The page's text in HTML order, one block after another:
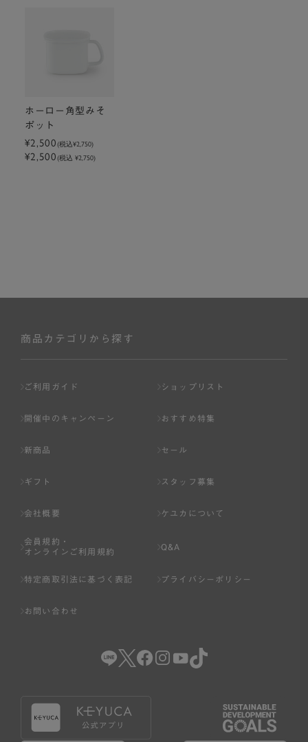
ホーロー角型みそ
ポット
¥2,500(税込¥2,750)
¥2,500(税込 ¥2,750)
商品カテゴリから探す
ご利用ガイド ショップリスト
開催中のキャンペーン おすすめ特集
新商品 セール
ギフト スタッフ募集
会社概要 ケユカについて
会員規約・
オンラインご利用規約
Q&A
特定商取引法に基づく表記 プライバシーポリシー
お問い合わせ